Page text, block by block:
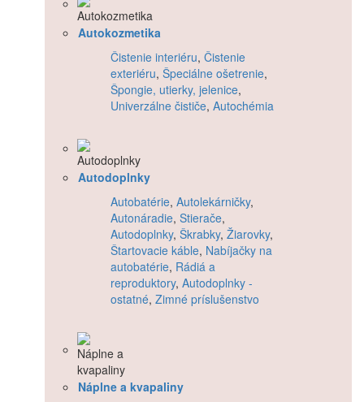
Autokozmetika
Čistenie interiéru, Čistenie
exteriéru, Špeciálne ošetrenie,
Špongie, utierky, jelenice,
Univerzálne čističe, Autochémia
Autodoplnky
Autobatérie, Autolekárničky,
Autonáradie, Stierače,
Autodoplnky, Škrabky, Žiarovky,
Štartovacie káble, Nabíjačky na
autobatérie, Rádiá a
reproduktory, Autodoplnky -
ostatné, Zimné príslušenstvo
Náplne a kvapaliny